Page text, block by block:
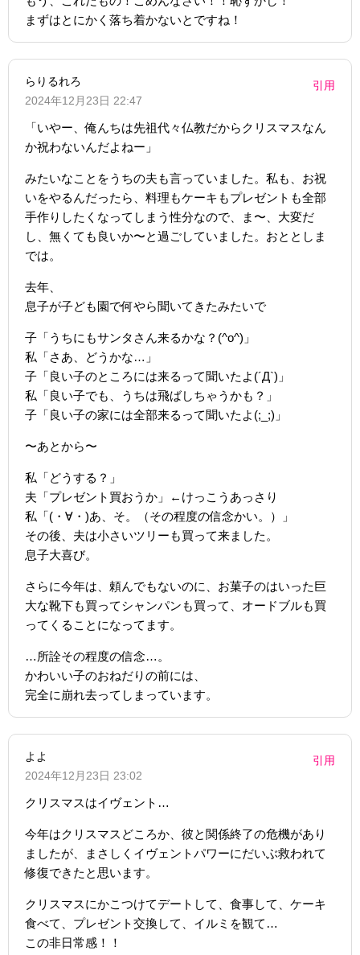
まずはとにかく落ち着かないとですね！
らりるれろ
2024年12月23日 22:47
引用
「いやー、俺んちは先祖代々仏教だからクリスマスなん
か祝わないんだよねー」
みたいなことをうちの夫も言っていました。私も、お祝
いをやるんだったら、料理もケーキもプレゼントも全部
手作りしたくなってしまう性分なので、ま〜、大変だ
し、無くても良いか〜と過ごしていました。おととしま
では。
去年、
息子が子ども園で何やら聞いてきたみたいで
子「うちにもサンタさん来るかな？(^o^)」
私「さあ、どうかな…」
子「良い子のところには来るって聞いたよ(´Д`)」
私「良い子でも、うちは飛ばしちゃうかも？」
子「良い子の家には全部来るって聞いたよ(;_;)」
〜あとから〜
私「どうする？」
夫「プレゼント買おうか」←けっこうあっさり
私「(・∀・)あ、そ。（その程度の信念かい。）」
その後、夫は小さいツリーも買って来ました。
息子大喜び。
さらに今年は、頼んでもないのに、お菓子のはいった巨
大な靴下も買ってシャンパンも買って、オードブルも買
ってくることになってます。
…所詮その程度の信念…。
かわいい子のおねだりの前には、
完全に崩れ去ってしまっています。
よよ
2024年12月23日 23:02
引用
クリスマスはイヴェント…
今年はクリスマスどころか、彼と関係終了の危機があり
ましたが、まさしくイヴェントパワーにだいぶ救われて
修復できたと思います。
クリスマスにかこつけてデートして、食事して、ケーキ
食べて、プレゼント交換して、イルミを観て…
この非日常感！！